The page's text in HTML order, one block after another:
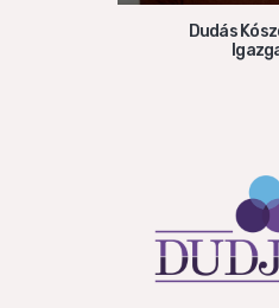
Dudás